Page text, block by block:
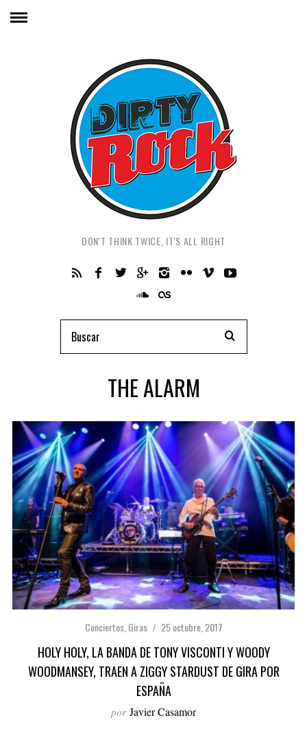
DON'T THINK TWICE, IT'S ALL RIGHT
THE ALARM
Conciertos, Giras 25 octubre, 2017
HOLY HOLY, LA BANDA DE TONY VISCONTI Y WOODY
WOODMANSEY, TRAEN A ZIGGY STARDUST DE GIRA POR
ESPAÑA
por Javier Casamor